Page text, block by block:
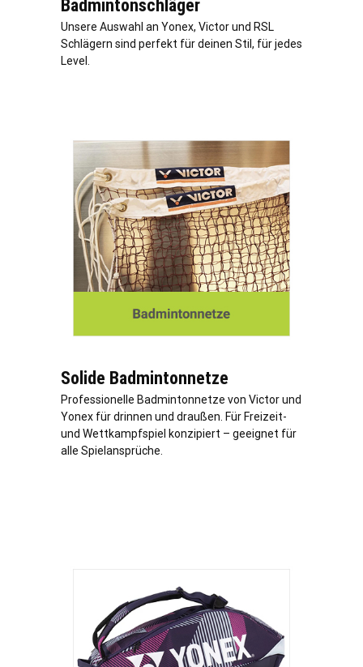
Badmintonschläger
Unsere Auswahl an Yonex, Victor und RSL
Schlägern sind perfekt für deinen Stil, für jedes
Level.
Solide Badmintonnetze
Professionelle Badmintonnetze von Victor und
Yonex für drinnen und draußen. Für Freizeit-
und Wettkampfspiel konzipiert – geeignet für
alle Spielansprüche.